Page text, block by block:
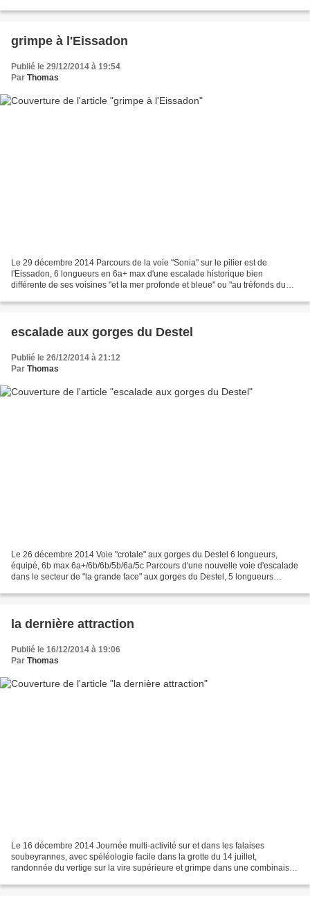
grimpe à l'Eissadon
Publié le 29/12/2014 à 19:54
Par Thomas
Le 29 décembre 2014 Parcours de la voie "Sonia" sur le pilier est de
l'Eissadon, 6 longueurs en 6a+ max d'une escalade historique bien
différente de ses voisines "et la mer profonde et bleue" ou "au tréfonds du
escalade aux gorges du Destel
Publié le 26/12/2014 à 21:12
Par Thomas
Le 26 décembre 2014 Voie "crotale" aux gorges du Destel 6 longueurs,
équipé, 6b max 6a+/6b/6b/5b/6a/5c Parcours d'une nouvelle voie d'escalade
dans le secteur de "la grande face" aux gorges du Destel, 5 longueurs
la dernière attraction
Publié le 16/12/2014 à 19:06
Par Thomas
Le 16 décembre 2014 Journée multi-activité sur et dans les falaises
soubeyrannes, avec spéléologie facile dans la grotte du 14 juillet,
randonnée du vertige sur la vire supérieure et grimpe dans une combinaison